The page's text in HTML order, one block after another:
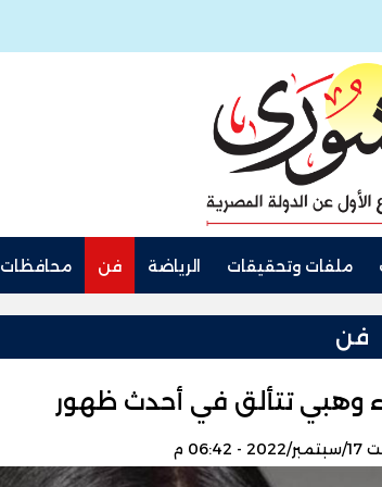
ملفات وتحقيقات الرياضة فن محافظات
فن
وهبي تتألق في أحدث ظهور
06:42 م